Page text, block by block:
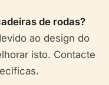
de rodas?
ao design do
isto. Contacte